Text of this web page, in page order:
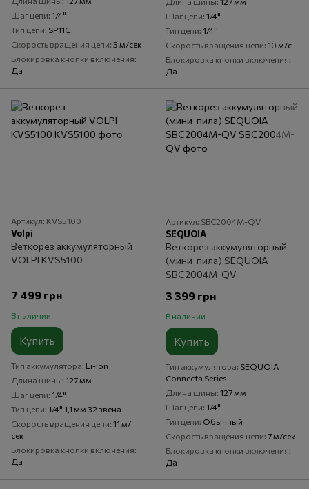
Шаг цепи 1/4"
Тип цепи SP11G
Скорость вращения цепи 5 м/сек
Блокировка кнопки включения
Да
Шаг цепи 1/4"
Тип цепи 1/4''
Скорость вращения цепи 10 м/с
Блокировка кнопки включения
Да
Артикул: KVS5100
Volpi
Веткорез аккумуляторный
VOLPI KVS5100
7 499 грн
В наличии
Купить
Тип аккумулятора Li-Ion
Длина шины 127 мм
Шаг цепи 1/4"
Тип цепи 1/4" 1,1 мм 32 звена
Скорость вращения цепи 11 м/
сек
Блокировка кнопки включения
Да
Артикул: SBC2004M-QV
SEQUOIA
Веткорез аккумуляторный
(мини-пила) SEQUOIA
SBC2004M-QV
3 399 грн
В наличии
Купить
Тип аккумулятора SEQUOIA
Connecta Series
Длина шины 127 мм
Шаг цепи 1/4"
Тип цепи Обычный
Скорость вращения цепи 7 м/сек
Блокировка кнопки включения
Да